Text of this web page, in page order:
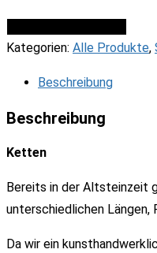
Silberkette
Perlenanhänger
und
Menge
Kategorien: Alle Produkte,
Beschreibung
Beschreibung
Ketten
Bereits in der Altsteinzeit
unterschiedlichen Längen,
Da wir ein